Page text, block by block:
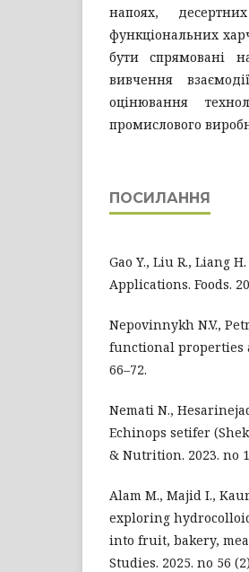
напоях,
функціональних
бути спрямовані
вивчення
оцінювання
промислового
ПОСИЛАННЯ
Gao Y., Liu R., Liang
Applications. Foods.
Nepovinnykh N.V.,
functional properties
66–72.
Nemati N.,
Echinops setifer
& Nutrition. 2023. no
Alam M., Majid I.,
exploring
into fruit, bakery,
Studies. 2025. no 56